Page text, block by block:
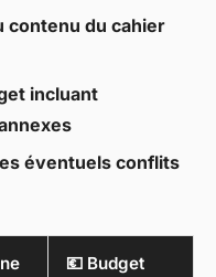
contenu du cahier
incluant
éventuels conflits
💶 Budget